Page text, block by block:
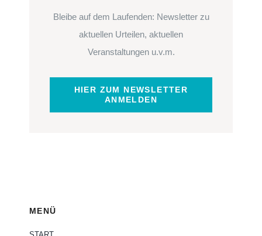
Bleibe auf dem Laufenden: Newsletter zu
aktuellen Urteilen, aktuellen
Veranstaltungen u.v.m.
HIER ZUM NEWSLETTER
ANMELDEN
MENÜ